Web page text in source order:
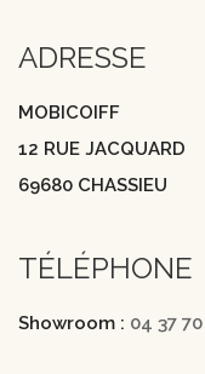
ADRESSE
MOBICOIFF
12 RUE JACQUARD
69680 CHASSIEU
TÉLÉPHONE
Showroom : 04 37